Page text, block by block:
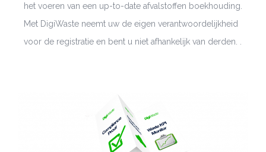
het voeren van een up-to-date afvalstoffen boekhouding.
Met DigiWaste neemt uw de eigen verantwoordelijkheid
voor de registratie en bent u niet afhankelijk van derden.